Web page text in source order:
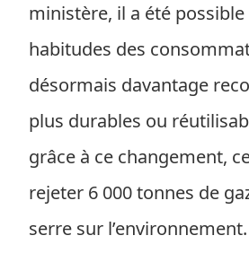
ministère, il a été
habitudes des
désormais davantage
plus durables ou
grâce à ce changement,
rejeter 6 000 tonnes de
serre sur